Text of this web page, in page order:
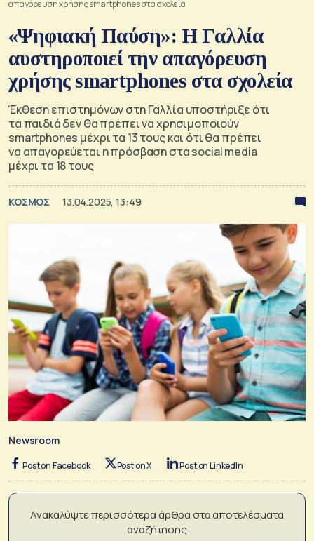
απαγόρευση χρήσης smartphones στα σχολεία
«Ψηφιακή Παύση»: Η Γαλλία
αυστηροποιεί την απαγόρευση
χρήσης smartphones στα σχολεία
Έκθεση επιστημόνων στη Γαλλία υποστήριξε ότι
τα παιδιά δεν θα πρέπει να χρησιμοποιούν
smartphones μέχρι τα 13 τους και ότι θα πρέπει
να απαγορεύεται η πρόσβαση στα social media
μέχρι τα 18 τους
ΚΟΣΜΟΣ 13.04.2025, 13:49
Newsroom
Post on Facebook Post on X Post on LinkedIn
Ανακαλύψτε περισσότερα άρθρα στα αποτελέσματα
αναζήτησης